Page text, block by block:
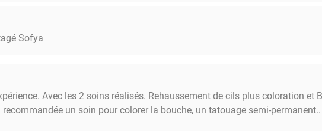
Sofya
Avec les 2 soins réalisés. Rehaussement de cils plus coloration et
un soin pour colorer la bouche, un tatouage semi-